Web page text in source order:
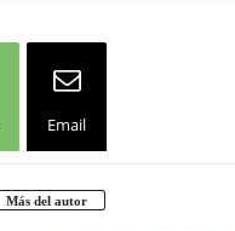
Email
Más del autor